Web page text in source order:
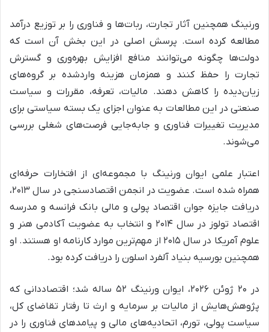
ورنینگ همچنین آثار تجارت، ربات‌ها و فناوری را بر توزیع درآمد
مطالعه کرده است. پرسش اصلی در این بخش آن است که
دولت‌ها چگونه می‌توانند منافع افزایش بهره‌وری و گسترش
تجارت را حفظ کنند و همزمان هزینه واردشده بر گروه‌های
زیان‌دیده را کاهش دهند. مالیات، تعرفه، مقررات و سیاست
صنعتی در این مطالعات به عنوان اجزای یک بسته سیاستی برای
مدیریت تغییرات فناوری و جابه‌جایی فرصت‌های شغلی بررسی
می‌شوند.
اعتبار علمی ایوان ورنینگ با مجموعه‌ای از افتخارات حرفه‌ای
همراه شده است. عضویت در انجمن اقتصادسنجی در سال ۲۰۱۳،
دریافت جایزه جوان اقتصاد پولی و مالی بانک فرانسه و مدرسه
اقتصاد تولوز در سال ۲۰۱۴ و انتخاب به عضویت آکادمی هنر و
علوم آمریکا در سال ۲۰۱۵ از مهم‌ترین موارد کارنامه او هستند. او
همچنین بورسیه بنیاد آلفرد اسلون را دریافت کرده بود.
در ۲۰ ژوئن ۲۰۲۶، ایوان ورنینگ ۵۲ ساله شد؛ اقتصاددانی که
پژوهش‌هایش از مالیات بر سرمایه و ارث تا رفتار تقاضای کل،
سیاست پولی، تورم، اتحادیه‌های مالی و پیامدهای فناوری را در